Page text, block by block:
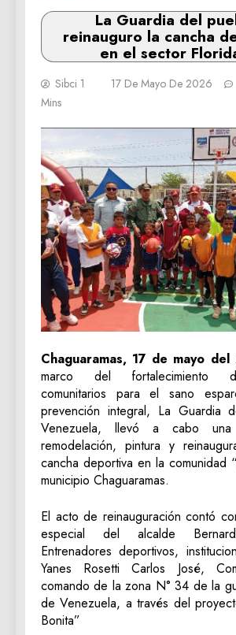
La Guardia del
reinauguro la cancha
en el sector
Sibci 1 17 De Mayo De 2026
Mins
Chaguaramas, 17 de mayo
marco del fortalecimiento
comunitarios para el sano
prevención integral, La Guardia
Venezuela, llevó a cabo
remodelación, pintura y
cancha deportiva en la comunidad
municipio Chaguaramas.
El acto de reinauguración contó
especial del alcalde
Entrenadores deportivos,
Yanes Rosetti Carlos José,
comando de la zona N° 34 de la
de Venezuela, a través del
Bonita”